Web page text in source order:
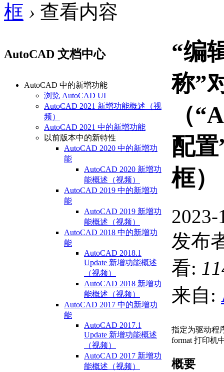
框 › 查看内容
AutoCAD 文档中心
AutoCAD 中的新增功能
浏览 AutoCAD UI
AutoCAD 2021 新增功能概述（视
频）
AutoCAD 2021 中的新增功能
以前版本中的新特性
AutoCAD 2020 中的新增功
能
AutoCAD 2020 新增功
能概述（视频）
AutoCAD 2019 中的新增功
能
AutoCAD 2019 新增功
能概述（视频）
AutoCAD 2018 中的新增功
能
AutoCAD 2018.1
Update 新增功能概述
（视频）
AutoCAD 2018 新增功
能概述（视频）
AutoCAD 2017 中的新增功
能
AutoCAD 2017.1
Update 新增功能概述
（视频）
AutoCAD 2017 新增功
能概述（视频）
“编
称”
（
配
框）
2023-
发布
看:
来自:
指定为驱动程
format 打印机
概要